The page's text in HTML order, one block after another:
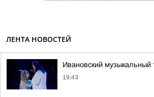
ЛЕНТА НОВОСТЕЙ
Ивановский музыкальный
19:43